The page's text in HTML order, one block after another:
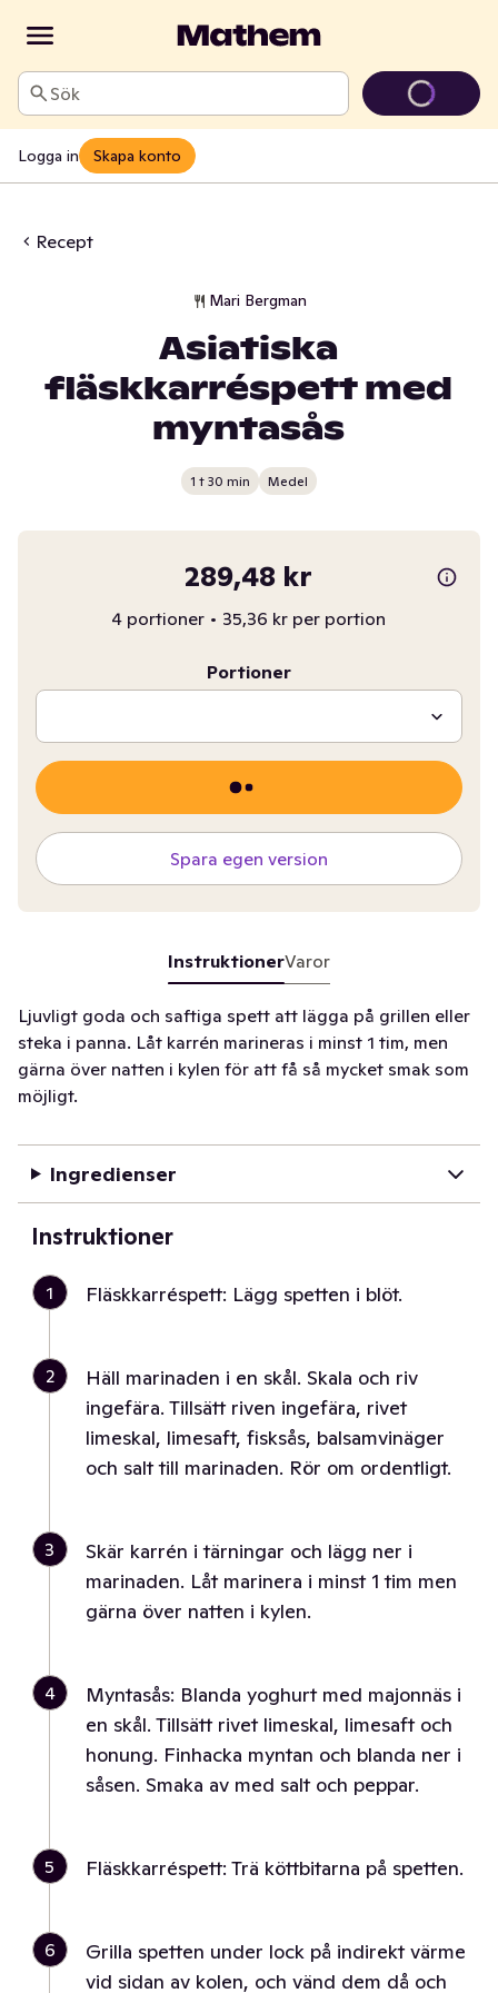
Sök
Logga in Skapa konto
Recept
Mari Bergman
Asiatiska
fläskkarréspett med
myntasås
1 t 30 min Medel
289,48 kr
4 portioner • 35,36 kr per portion
Portioner
Spara egen version
InstruktionerVaror
Ljuvligt goda och saftiga spett att lägga på grillen eller
steka i panna. Låt karrén marineras i minst 1 tim, men
gärna över natten i kylen för att få så mycket smak som
möjligt.
Ingredienser
Instruktioner
1 Fläskkarréspett: Lägg spetten i blöt.
2
Häll marinaden i en skål. Skala och riv
ingefära. Tillsätt riven ingefära, rivet
limeskal, limesaft, fisksås, balsamvinäger
och salt till marinaden. Rör om ordentligt.
3
Skär karrén i tärningar och lägg ner i
marinaden. Låt marinera i minst 1 tim men
gärna över natten i kylen.
4
Myntasås: Blanda yoghurt med majonnäs i
en skål. Tillsätt rivet limeskal, limesaft och
honung. Finhacka myntan och blanda ner i
såsen. Smaka av med salt och peppar.
5 Fläskkarréspett: Trä köttbitarna på spetten.
6
Grilla spetten under lock på indirekt värme
vid sidan av kolen, och vänd dem då och